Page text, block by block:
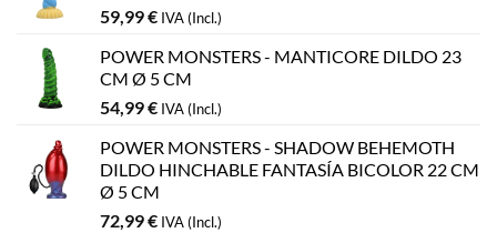
59,99€ IVA (Incl.)
POWER MONSTERS - MANTICORE DILDO 23
CM Ø 5 CM
54,99€ IVA (Incl.)
POWER MONSTERS - SHADOW BEHEMOTH
DILDO HINCHABLE FANTASÍA BICOLOR 22 CM
Ø 5 CM
72,99€ IVA (Incl.)